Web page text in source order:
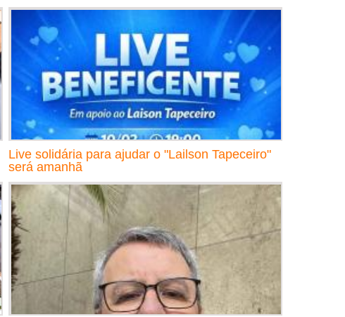
Live solidária para ajudar o "Lailson Tapeceiro"
será amanhã